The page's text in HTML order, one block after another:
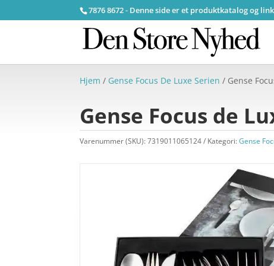
7876 8672 - Denne side er et produktkatalog og
Hjem / Gense Focus De Luxe Serien / Gense
Gense Focus de
Varenummer (SKU):7319011065124 Kategori:Gense